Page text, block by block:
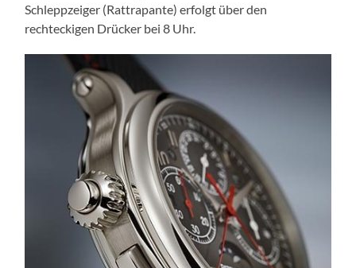
Schleppzeiger (Rattrapante) erfolgt über den
rechteckigen Drücker bei 8 Uhr.